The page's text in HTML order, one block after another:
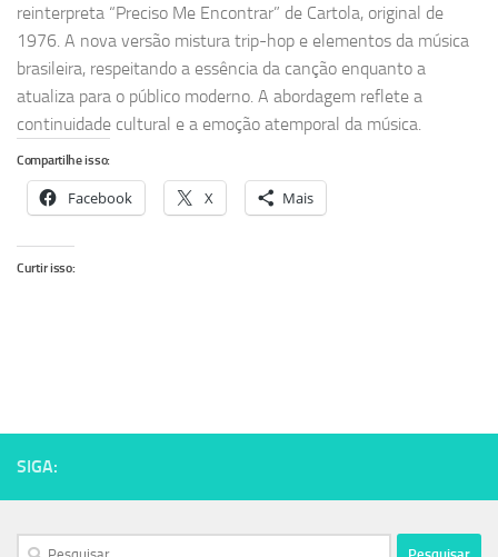
reinterpreta “Preciso Me Encontrar” de Cartola, original de
1976. A nova versão mistura trip-hop e elementos da música
brasileira, respeitando a essência da canção enquanto a
atualiza para o público moderno. A abordagem reflete a
continuidade cultural e a emoção atemporal da música.
Compartilhe isso:
Facebook X Mais
Curtir isso:
SIGA:
Pesquisar